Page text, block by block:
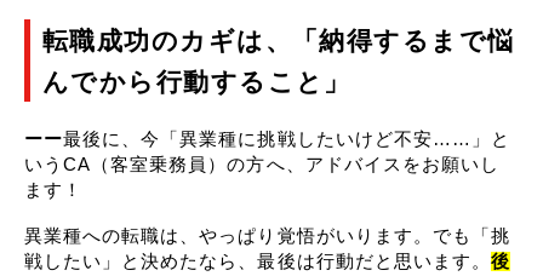
転職成功のカギは、
「納得するまで悩
んでから行動すること」
ーー最後に、今「異業種に挑戦したいけど不安……」と
いうCA（客室乗務員）の方へ、アドバイスをお願いし
ます！
異業種への転職は、やっぱり覚悟がいります。でも「挑
戦したい」と決めたなら、最後は行動だと思います。 後